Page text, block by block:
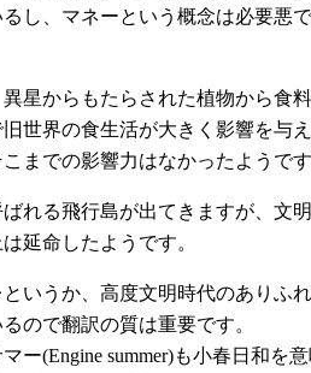
し、マネーという概念は必要悪
星からもたらされた植物から食
旧世界の食生活が大きく影響を
までの影響力はなかったようで
れる飛行島が出てきますが、文
延命したようです。
いうか、高度文明時代のありふ
ので翻訳の質は重要です。
ー(Engine summer)も小春日和を